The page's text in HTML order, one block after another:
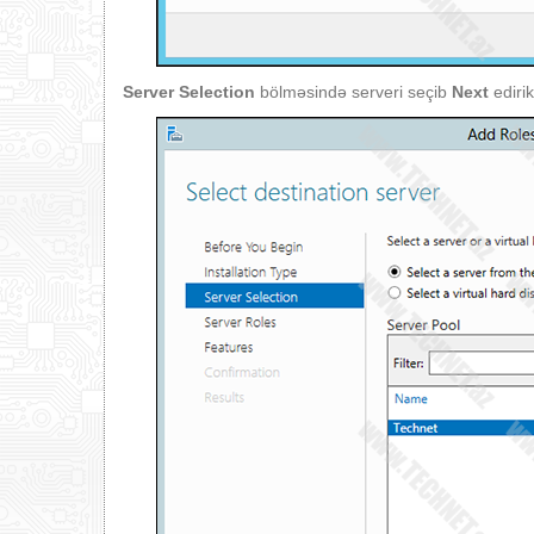
Server Selection bölməsində serveri seçib Next